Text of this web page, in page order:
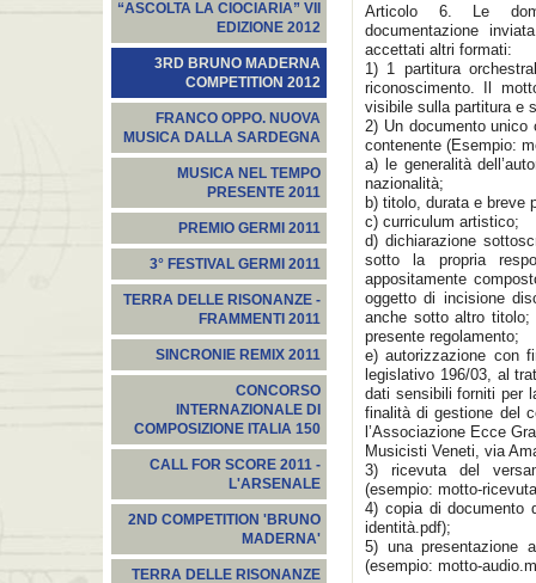
“ASCOLTA LA CIOCIARIA” VII
EDIZIONE 2012
3RD BRUNO MADERNA
COMPETITION 2012
FRANCO OPPO. NUOVA
MUSICA DALLA SARDEGNA
MUSICA NEL TEMPO
PRESENTE 2011
PREMIO GERMI 2011
3° FESTIVAL GERMI 2011
TERRA DELLE RISONANZE -
FRAMMENTI 2011
SINCRONIE REMIX 2011
CONCORSO
INTERNAZIONALE DI
COMPOSIZIONE ITALIA 150
CALL FOR SCORE 2011 -
L'ARSENALE
2ND COMPETITION 'BRUNO
MADERNA'
TERRA DELLE RISONANZE
Articolo 6. Le
documentazione
accettati altri formati:
1) 1 partitura
riconoscimento. Il
visibile sulla partitura e
2) Un documento unico
contenente (Esempio:
a) le generalità
nazionalità;
b) titolo, durata e breve
c) curriculum artistico;
d) dichiarazione
sotto la propria
appositamente
oggetto di incisione
anche sotto altro titolo;
presente regolamento;
e) autorizzazione con
legislativo 196/03, al
dati sensibili forniti per
finalità di gestione del
l’Associazione Ecce
Musicisti Veneti, via
3) ricevuta del
(esempio: motto-
4) copia di documento
identità.pdf);
5) una presentazione
(esempio: motto-